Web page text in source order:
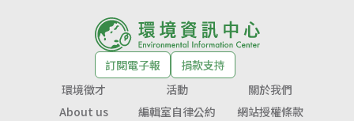
訂閱電子報
捐款支持
環境徵才
活動
關於我們
About us
編輯室自律公約 網站授權條款